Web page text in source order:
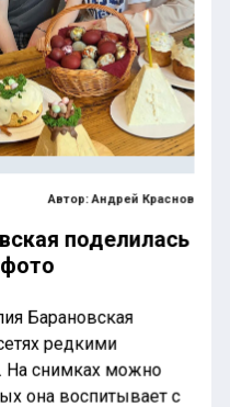
Автор:Андрей Краснов
поделилась
Барановская
редкими
снимках можно
она воспитывает с